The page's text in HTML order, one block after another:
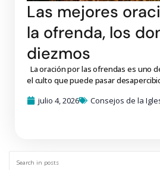
Las mejores
la ofrenda, los
diezmos
La oración por las ofrendas es uno
el culto que puede pasar
julio 4, 2026
Consejos de la